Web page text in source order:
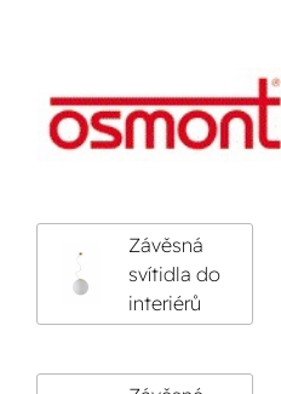
Závěsná
svítidla do
interiérů